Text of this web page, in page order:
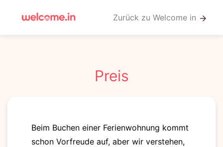
Zurück zu Welcome in arrow_forward
Preis
Beim Buchen einer Ferienwohnung kommt
schon Vorfreude auf, aber wir verstehen,